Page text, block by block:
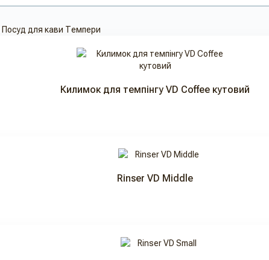
Посуд для кави Темпери
Килимок для темпінгу VD Coffee кутовий
Rinser VD Middle